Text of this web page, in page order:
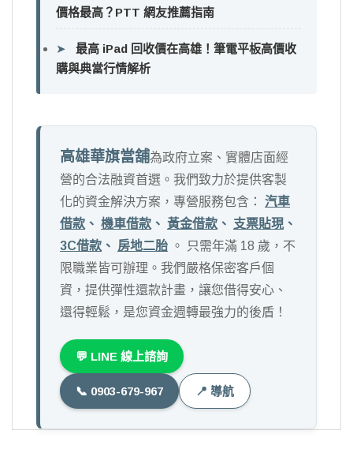
價格最高？PTT 網友推薦指南
➤
最高 iPad 回收價在高雄！筆電平板高價收
購與典當行情解析
高雄華旗當舖為政府立案、實體店面經
營的合法融資首選。我們致力於提供客製
化的資金解決方案，專營服務包含： 汽車
借款 、 機車借款 、 黃金借款 、 支票貼現 、
3C借款 、 房地二胎 。 只需年滿 18 歲，不
限職業皆可辦理。我們嚴格保密客戶個
資，提供彈性還款計畫，讓您借得安心、
還得輕鬆，是您資金週轉最強力的後盾！
💬 LINE 線上諮詢
📞 0903-679-967 📍 導航